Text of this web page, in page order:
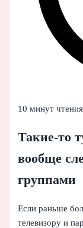
10 минут чтения
Такие-то
вообще
группами
Если раньше
телевизору и